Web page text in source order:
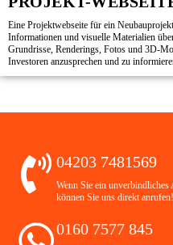
Eine Projektwebseite für ein
Informationen und visuelle Materialien
Grundrisse, Renderings, Fotos und 3D-
Investoren anzusprechen und zu
04203 7481569
Wenn Sie ein unverbindliches
können Sie uns direkt anrufen!
0160 7577 845